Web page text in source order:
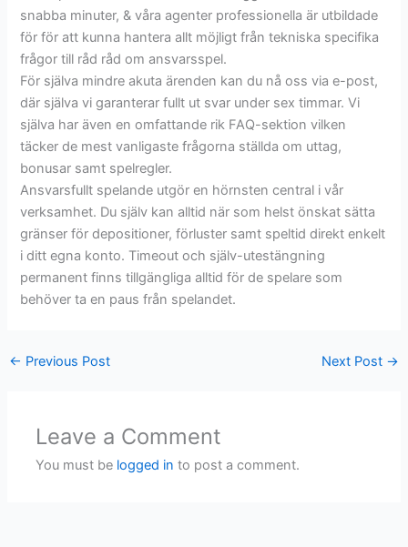
snabba minuter, & våra agenter professionella är utbildade
för för att kunna hantera allt möjligt från tekniska specifika
frågor till råd råd om ansvarsspel.
För själva mindre akuta ärenden kan du nå oss via e-post,
där själva vi garanterar fullt ut svar under sex timmar. Vi
själva har även en omfattande rik FAQ-sektion vilken
täcker de mest vanligaste frågorna ställda om uttag,
bonusar samt spelregler.
Ansvarsfullt spelande utgör en hörnsten central i vår
verksamhet. Du själv kan alltid när som helst önskat sätta
gränser för depositioner, förluster samt speltid direkt enkelt
i ditt egna konto. Timeout och själv-utestängning
permanent finns tillgängliga alltid för de spelare som
behöver ta en paus från spelandet.
← Previous Post Next Post →
Leave a Comment
You must be logged in to post a comment.